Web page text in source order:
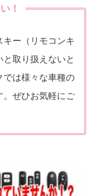
！
キー（リモコンキ
取り扱えないと
では様々な車種の
。ぜひお気軽にご